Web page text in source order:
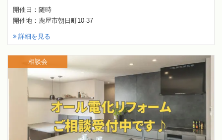
開催日：随時
開催地：鹿屋市朝日町10-37
詳細を見る
相談会